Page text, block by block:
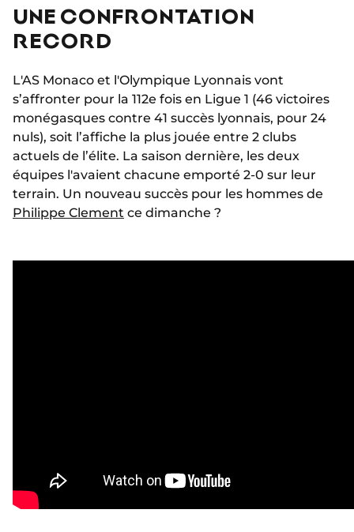
UNE CONFRONTATION
RECORD
L'AS Monaco et l'Olympique Lyonnais vont
s’affronter pour la 112e fois en Ligue 1 (46 victoires
monégasques contre 41 succès lyonnais, pour 24
nuls), soit l’affiche la plus jouée entre 2 clubs
actuels de l’élite. La saison dernière, les deux
équipes l'avaient chacune emporté 2-0 sur leur
terrain. Un nouveau succès pour les hommes de
Philippe Clement ce dimanche ?